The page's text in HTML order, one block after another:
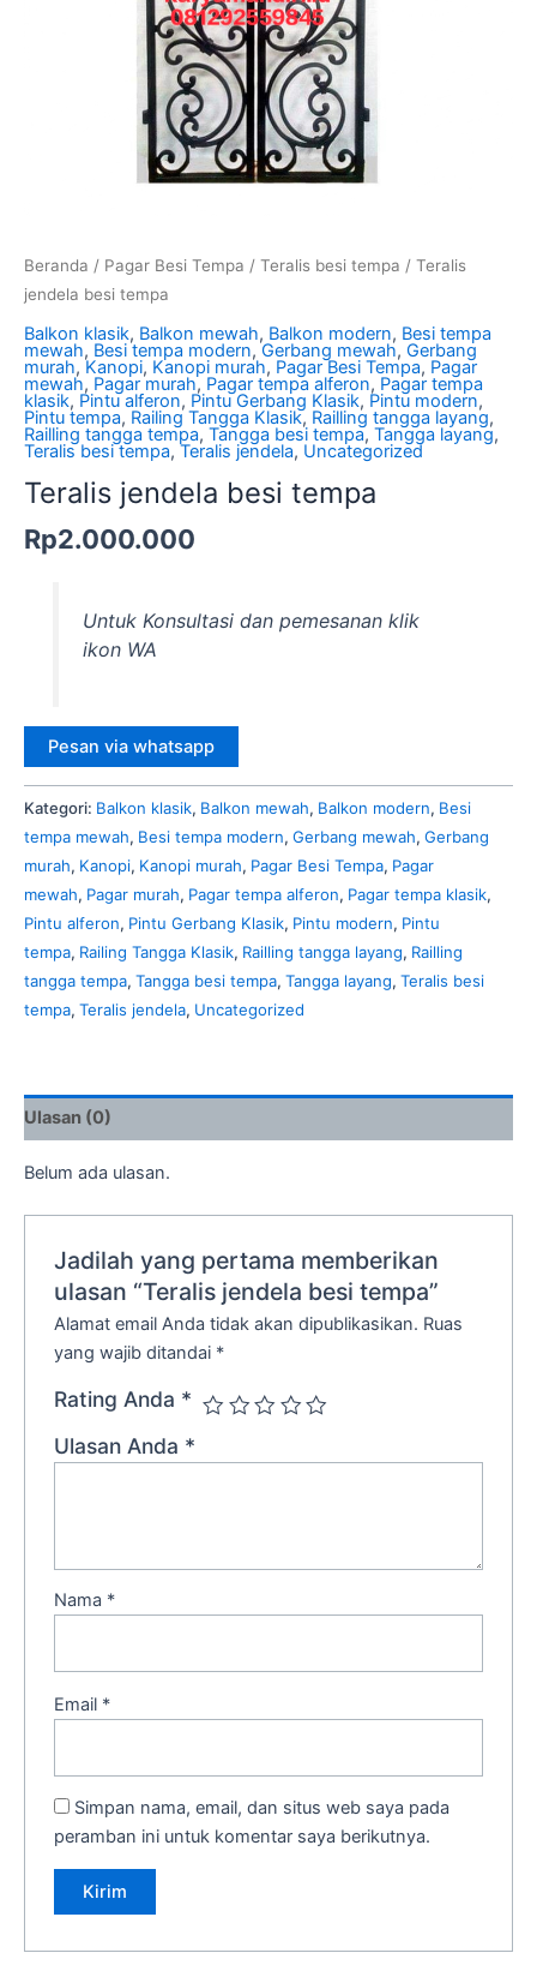
Beranda / Pagar Besi Tempa / Teralis besi tempa / Teralis
jendela besi tempa
Balkon klasik, Balkon mewah, Balkon modern, Besi tempa
mewah, Besi tempa modern,Gerbang mewah, Gerbang
murah, Kanopi, Kanopi murah, Pagar Besi Tempa, Pagar
mewah, Pagar murah, Pagar tempa alferon, Pagar tempa
klasik, Pintu alferon, Pintu Gerbang Klasik, Pintu modern,
Pintu tempa, Railing Tangga Klasik, Railling tangga layang,
Railling tangga tempa, Tangga besi tempa, Tangga layang,
Teralis besi tempa, Teralis jendela, Uncategorized
Teralis jendela besi tempa
Rp2.000.000
Untuk Konsultasi dan pemesanan klik
ikon WA
Pesan via whatsapp
Kategori: Balkon klasik, Balkon mewah, Balkon modern, Besi
tempa mewah, Besi tempa modern, Gerbang mewah, Gerbang
murah, Kanopi, Kanopi murah, Pagar Besi Tempa, Pagar
mewah, Pagar murah, Pagar tempa alferon, Pagar tempa klasik,
Pintu alferon, Pintu Gerbang Klasik, Pintu modern, Pintu
tempa, Railing Tangga Klasik, Railling tangga layang, Railling
tangga tempa, Tangga besi tempa, Tangga layang, Teralis besi
tempa, Teralis jendela, Uncategorized
Ulasan (0)
Belum ada ulasan.
Jadilah yang pertama memberikan
ulasan “Teralis jendela besi tempa”
Alamat email Anda tidak akan dipublikasikan. Ruas
yang wajib ditandai *
Rating Anda *
Ulasan Anda *
Nama *
Email *
Simpan nama, email, dan situs web saya pada
peramban ini untuk komentar saya berikutnya.